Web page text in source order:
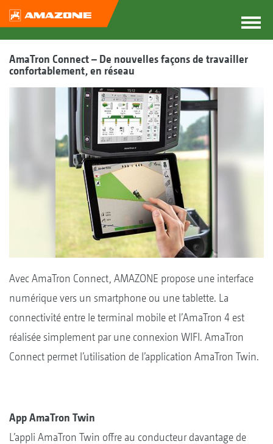
AmaTron Connect – De nouvelles façons de travailler
confortablement, en réseau
Avec AmaTron Connect, AMAZONE propose une interface
numérique vers un smartphone ou une tablette. La
connectivité entre le terminal mobile et l’AmaTron 4 est
réalisée simplement par une connexion WIFI. AmaTron
Connect permet l’utilisation de l’application AmaTron Twin.
App AmaTron Twin
L’appli AmaTron Twin offre au conducteur davantage de